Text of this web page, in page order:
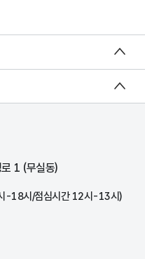
1 (무실동)
-18시/점심시간 12시-13시)